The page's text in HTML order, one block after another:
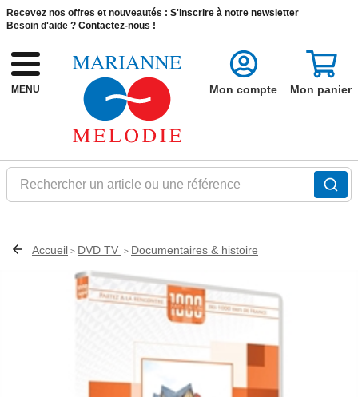
Recevez nos offres et nouveautés : S'inscrire à notre newsletter
Besoin d'aide ? Contactez-nous !
MENU
Rechercher un article ou une référence
Mon compte Mon panier
Accueil > DVD TV > Documentaires & histoire